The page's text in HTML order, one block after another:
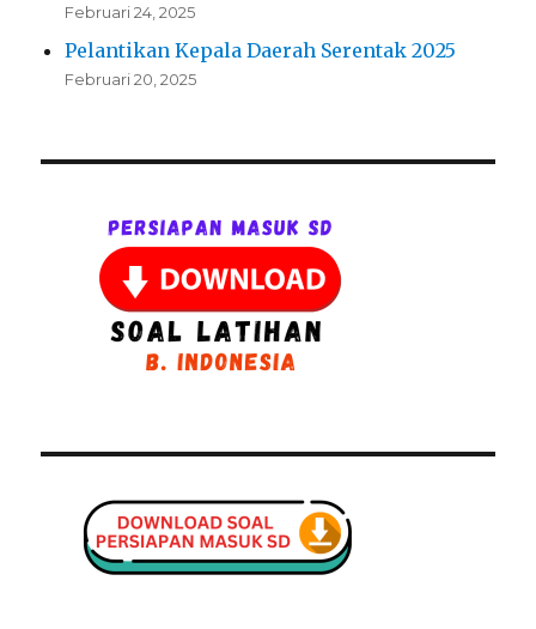
Februari 24, 2025
Pelantikan Kepala Daerah Serentak 2025
Februari 20, 2025